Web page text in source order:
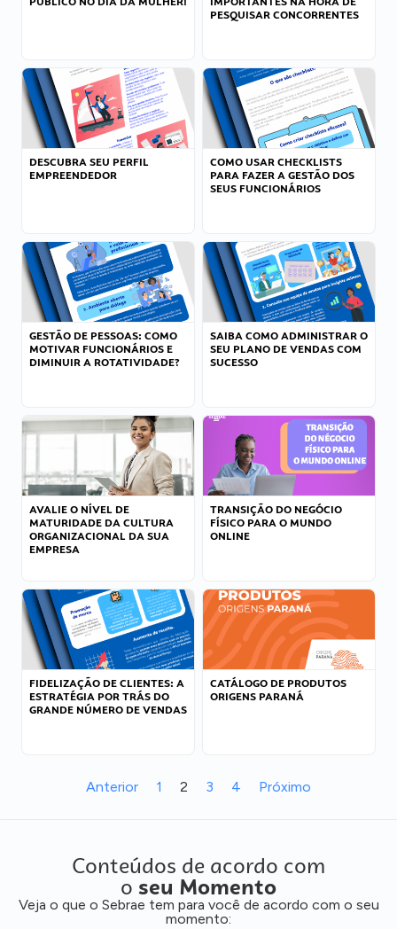
PESQUISAR CONCORRENTES
DESCUBRA SEU PERFIL
EMPREENDEDOR
COMO USAR CHECKLISTS
PARA FAZER A GESTÃO DOS
SEUS FUNCIONÁRIOS
GESTÃO DE PESSOAS: COMO
MOTIVAR FUNCIONÁRIOS E
DIMINUIR A ROTATIVIDADE?
SAIBA COMO ADMINISTRAR O
SEU PLANO DE VENDAS COM
SUCESSO
AVALIE O NÍVEL DE
MATURIDADE DA CULTURA
ORGANIZACIONAL DA SUA
EMPRESA
TRANSIÇÃO DO NEGÓCIO
FÍSICO PARA O MUNDO
ONLINE
FIDELIZAÇÃO DE CLIENTES: A
ESTRATÉGIA POR TRÁS DO
GRANDE NÚMERO DE VENDAS
CATÁLOGO DE PRODUTOS
ORIGENS PARANÁ
Anterior 1 2 3 4 Próximo
Conteúdos de acordo com
o seu Momento
Veja o que o Sebrae tem para você de acordo com o seu
momento: